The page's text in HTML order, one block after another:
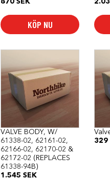
870 SEK
KÖP NU
VALVE BODY, W/
61338-02, 62161-02,
62166-02, 62170-02 &
62172-02 (REPLACES
61338-94B)
1.545 SEK
329